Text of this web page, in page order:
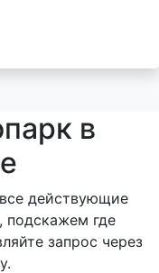
в
действующие
подскажем где
запрос через